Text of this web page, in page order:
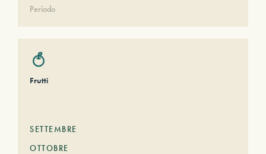
Periodo
Frutti
SETTEMBRE
OTTOBRE